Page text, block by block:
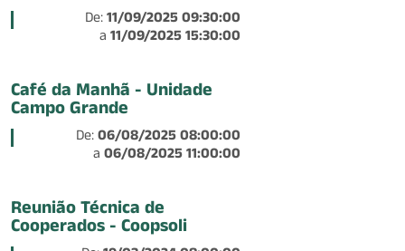
De:11/09/2025 09:30:00
a11/09/2025 15:30:00
Café da Manhã - Unidade
Campo Grande
De:06/08/2025 08:00:00
a06/08/2025 11:00:00
Reunião Técnica de
Cooperados - Coopsoli